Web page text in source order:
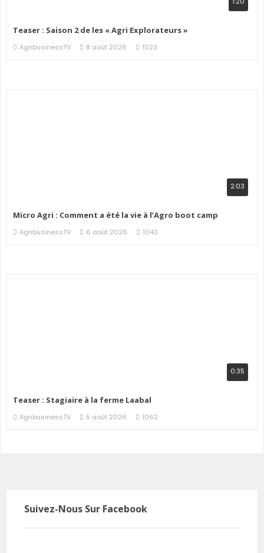
Teaser : Saison 2 de les « Agri Explorateurs »
AgribusinessTV 8 août 2026 1023
2:03
Micro Agri : Comment a été la vie à l’Agro boot camp
AgribusinessTV 6 août 2026 1043
0:35
Teaser : Stagiaire à la ferme Laabal
AgribusinessTV 5 août 2026 1062
Suivez-Nous Sur Facebook